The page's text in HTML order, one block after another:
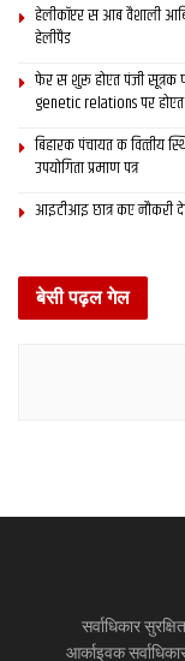
हेलीकॉप्टर स आब वैशाली
हेलीपैड
फेर स शुरू होएत पंजी सूत्रक
genetic relations पर
बिहारक पंचायत क
उपयोगिता प्रमाण पत्र
आइटीआइ छात्र कए नौकरी
बेसी पढ़ल गेल
सर्वाधिकार
आर्काइवक